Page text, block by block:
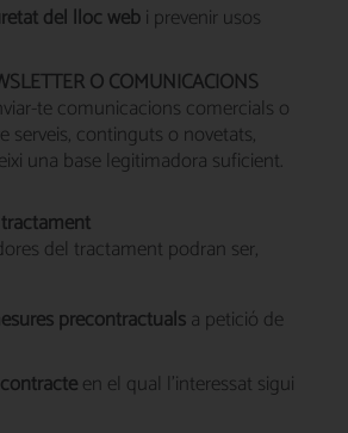
del lloc webi prevenir usos
O COMUNICACIONS
te comunicacions comercials o
serveis, continguts o novetats,
una base legitimadora suficient.
del tractament podran ser,
precontractualsa petició de
en el qual l'interessat sigui